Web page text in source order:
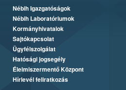
Nébih Igazgatóságok
Nébih Laboratóriumok
Kormányhivatalok
Sajtókapcsolat
Ügyfélszolgálat
Hatósági jogsegély
Élelmiszermentő Központ
Hírlevél feliratkozás